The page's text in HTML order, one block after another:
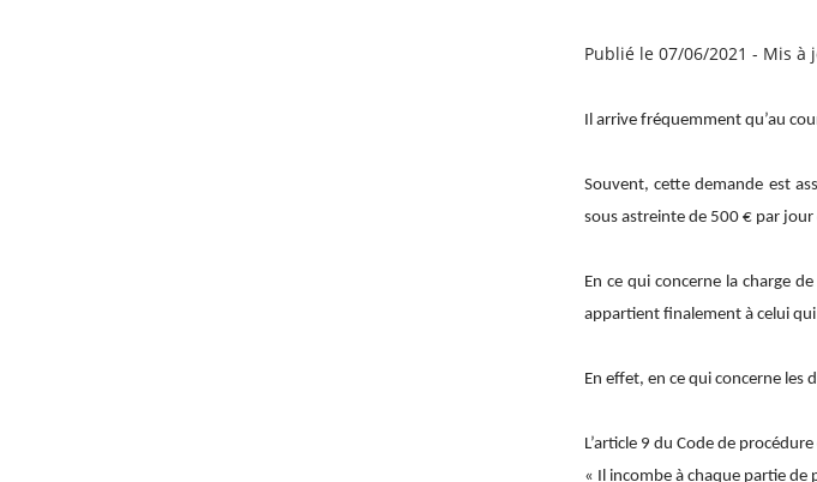
Publié le 07/06/2021 - Mis à
Il arrive fréquemment qu’au
Souvent, cette demande est
sous astreinte de 500 € par
En ce qui concerne la charge
appartient finalement à celui qui
En effet, en ce qui concerne les
L’article 9 du Code de
« Il incombe à chaque partie de